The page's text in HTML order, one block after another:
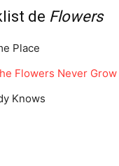
de Flowers
Place
Flowers Never Grow
Knows